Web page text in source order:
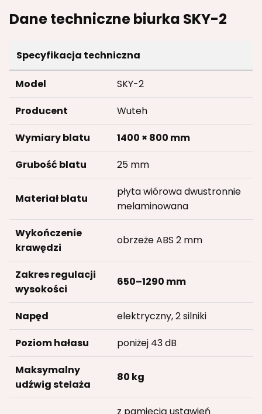
Dane techniczne biurka SKY-2
Specyfikacja techniczna
Model
SKY-2
Producent
Wuteh
Wymiary blatu
1400 × 800 mm
Grubość blatu
25 mm
Materiał blatu
płyta wiórowa dwustronnie
melaminowana
Wykończenie
krawędzi
obrzeże ABS 2 mm
Zakres regulacji
wysokości
650–1290 mm
Napęd
elektryczny, 2 silniki
Poziom hałasu
poniżej 43 dB
Maksymalny
udźwig stelaża
80 kg
z pamięcią ustawień